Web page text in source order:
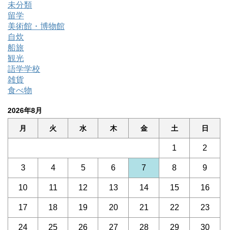
未分類
留学
美術館・博物館
自炊
船旅
観光
語学学校
雑貨
食べ物
2026年8月
月 火 水 木 金 土 日
1 2
3 4 5 6 7 8 9
10 11 12 13 14 15 16
17 18 19 20 21 22 23
24 25 26 27 28 29 30